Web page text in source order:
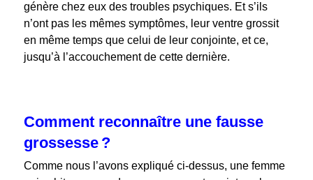
génère chez eux des troubles psychiques. Et s’ils
n’ont pas les mêmes symptômes, leur ventre grossit
en même temps que celui de leur conjointe, et ce,
jusqu’à l’accouchement de cette dernière.
Comment reconnaître une fausse
grossesse ?
Comme nous l’avons expliqué ci-dessus, une femme